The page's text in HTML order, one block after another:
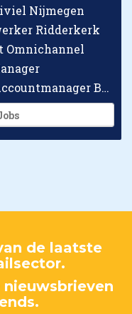
Nijmegen
Ridderkerk
Omnichannel
Checkpoint Systems Key Accountmanager Benelux
de laatste